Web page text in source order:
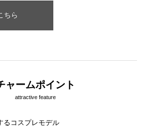
ちら
ャームポイント
attractive feature
るコスプレモデル